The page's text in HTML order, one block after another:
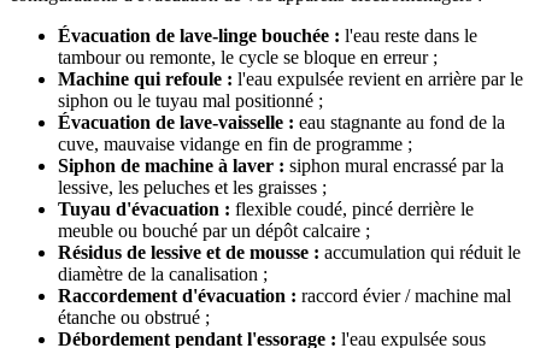
Évacuation de lave-linge bouchée : l'eau reste dans le
tambour ou remonte, le cycle se bloque en erreur ;
Machine qui refoule : l'eau expulsée revient en arrière par le
siphon ou le tuyau mal positionné ;
Évacuation de lave-vaisselle : eau stagnante au fond de la
cuve, mauvaise vidange en fin de programme ;
Siphon de machine à laver : siphon mural encrassé par la
lessive, les peluches et les graisses ;
Tuyau d'évacuation : flexible coudé, pincé derrière le
meuble ou bouché par un dépôt calcaire ;
Résidus de lessive et de mousse : accumulation qui réduit le
diamètre de la canalisation ;
Raccordement d'évacuation : raccord évier / machine mal
étanche ou obstrué ;
Débordement pendant l'essorage : l'eau expulsée sous